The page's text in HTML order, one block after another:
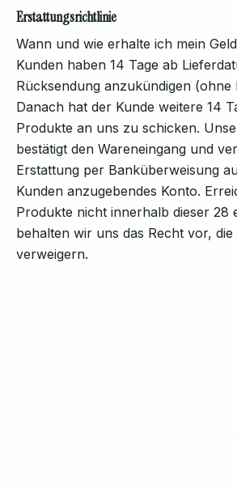
Erstattungsrichtlinie
Wann und wie erhalte ich mein
Kunden haben 14 Tage ab
Rücksendung anzukündigen (ohne
Danach hat der Kunde weitere 14
Produkte an uns zu schicken.
bestätigt den Wareneingang und
Erstattung per Banküberweisung
Kunden anzugebendes Konto.
Produkte nicht innerhalb dieser 28
behalten wir uns das Recht vor,
verweigern.